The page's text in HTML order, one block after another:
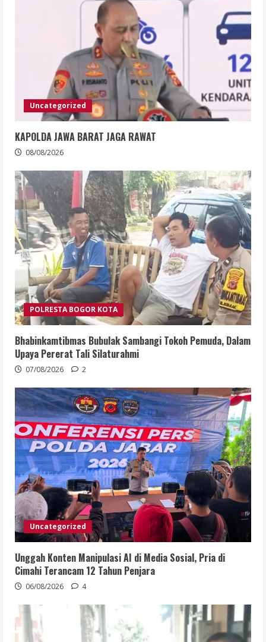
Uncategorized
KAPOLDA JAWA BARAT JAGA RAWAT
08/08/2026
POLRESTA BOGOR KOTA
Bhabinkamtibmas Bubulak Sambangi Tokoh Pemuda, Dalam
Upaya Pererat Tali Silaturahmi
07/08/2026 2
Uncategorized
Unggah Konten Manipulasi AI di Media Sosial, Pria di
Cimahi Terancam 12 Tahun Penjara
06/08/2026 4